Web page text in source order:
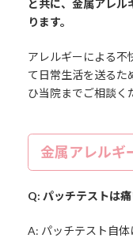
と共に、金属アレル
ります。
アレルギーによる不
て日常生活を送るた
ひ当院までご相談く
金属アレルギ
Q: パッチテストは
A: パッチテスト自